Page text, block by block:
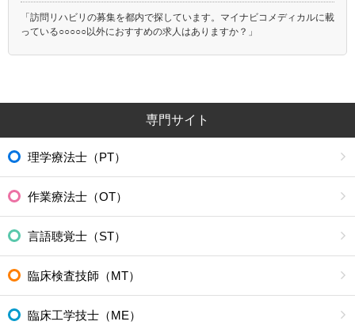
「訪問リハビリの募集を都内で探しています。マイナビコメディカルに載
っている○○○○○以外におすすめの求人はありますか？」
専門サイト
理学療法士（PT）
作業療法士（OT）
言語聴覚士（ST）
臨床検査技師（MT）
臨床工学技士（ME）